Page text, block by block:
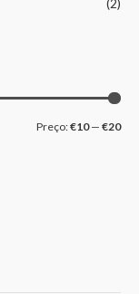
(2)
Preço:€10— €20